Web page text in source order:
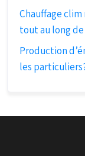
Chauffage
tout au long de
Production
les